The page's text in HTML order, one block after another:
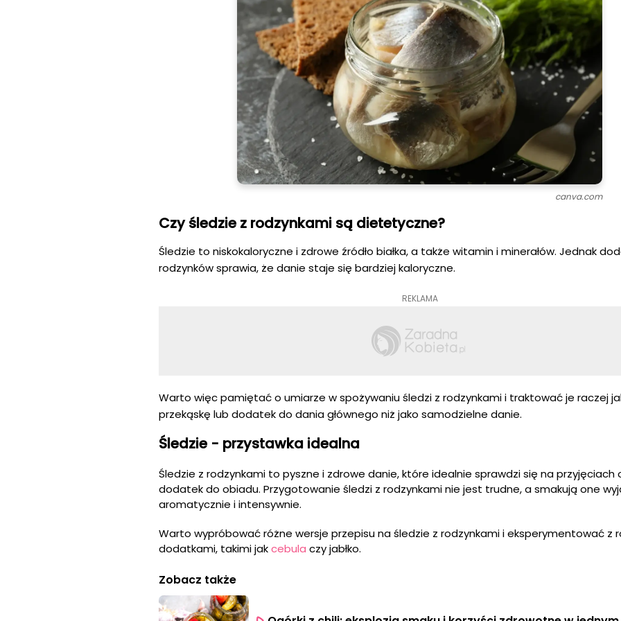
canva.com
Czy śledzie z rodzynkami są dietetyczne?
Śledzie to niskokaloryczne i zdrowe źródło białka, a także witamin i minerałów. Jednak
rodzynków sprawia, że danie staje się bardziej kaloryczne.
REKLAMA
Warto więc pamiętać o umiarze w spożywaniu śledzi z rodzynkami i traktować je raczej
przekąskę lub dodatek do dania głównego niż jako samodzielne danie.
Śledzie - przystawka idealna
Śledzie z rodzynkami to pyszne i zdrowe danie, które idealnie sprawdzi się na przyjęciach
dodatek do obiadu. Przygotowanie śledzi z rodzynkami nie jest trudne, a smakują one
aromatycznie i intensywnie.
Warto wypróbować różne wersje przepisu na śledzie z rodzynkami i eksperymentować z
dodatkami, takimi jakcebula czy jabłko.
Zobacz także